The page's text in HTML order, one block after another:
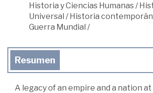
Historia y Ciencias Humanas/
Universal /Historia
Guerra Mundial /
Resumen
A legacy of an empire and a nation